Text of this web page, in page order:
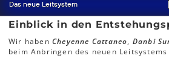
Einblick in den
Wir haben Cheyenne Cattaneo, Danbi
beim Anbringen des neuen